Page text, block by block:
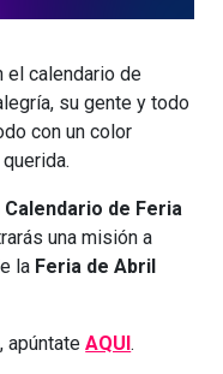
el calendario de
su gente y todo
con un color
Calendario de Feria
una misión a
la Feria de Abril
apúntateAQUI.